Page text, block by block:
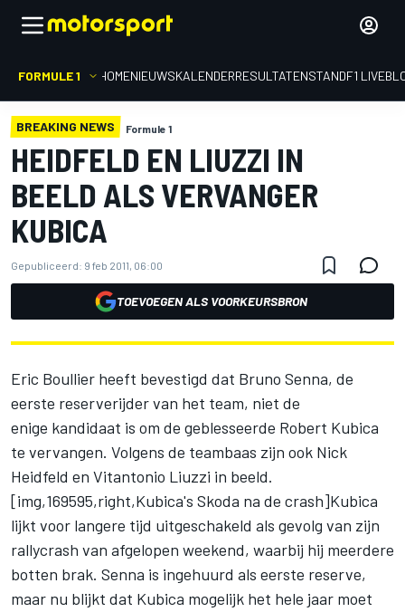
FORMULE 1 HOMENIEUWSKALENDERRESULTATENSTANDF1
BREAKING NEWS Formule 1
HEIDFELD EN LIUZZI IN
BEELD ALS VERVANGER
KUBICA
Gepubliceerd: 9 feb 2011, 06:00
TOEVOEGEN ALS VOORKEURSBRON
Eric Boullier heeft bevestigd dat Bruno Senna, de
eerste reserverijder van het team, niet de
enige kandidaat is om de geblesseerde Robert Kubica
te vervangen. Volgens de teambaas zijn ook Nick
Heidfeld en Vitantonio Liuzzi in beeld.
[img,169595,right,Kubica's Skoda na de crash]Kubica
lijkt voor langere tijd uitgeschakeld als gevolg van zijn
rallycrash van afgelopen weekend, waarbij hij meerdere
botten brak. Senna is ingehuurd als eerste reserve,
maar nu blijkt dat Kubica mogelijk het hele jaar moet